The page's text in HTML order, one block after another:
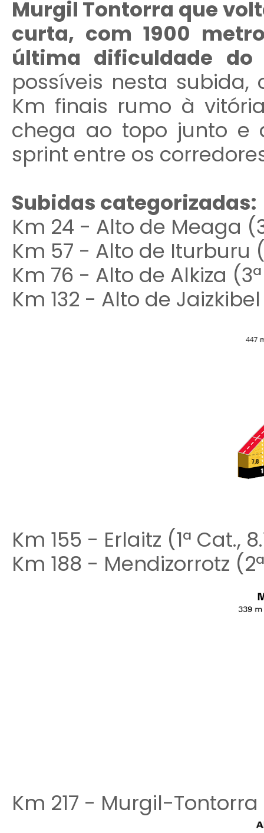
Murgil Tontorra que
curta, com 1900
última dificuldade do
possíveis nesta
Km finais rumo à
chega ao topo junto e
sprint entre os
Subidas categorizadas:
Km 24 - Alto de Meaga
Km 57 - Alto de Iturburu
Km 76 - Alto de Alkiza
Km 132 - Alto de
Km 155 - Erlaitz (1ª Cat.,
Km 188 - Mendizorrotz
Km 217 - Murgil-Tontorra